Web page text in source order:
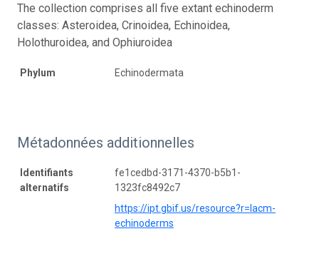
The collection comprises all five extant echinoderm
classes: Asteroidea, Crinoidea, Echinoidea,
Holothuroidea, and Ophiuroidea
Phylum Echinodermata
Métadonnées additionnelles
Identifiants
alternatifs
fe1cedbd-3171-4370-b5b1-
1323fc8492c7
https://ipt.gbif.us/resource?r=lacm-
echinoderms